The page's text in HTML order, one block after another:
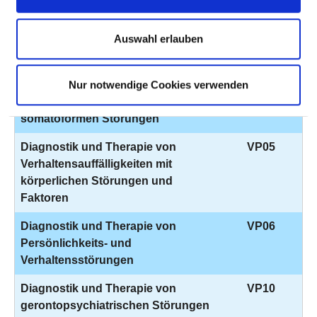
Auswahl erlauben
Nur notwendige Cookies verwenden
wahnhaften Störungen
Diagnostik und Therapie von
affektiven Störungen
Diagnostik und Therapie von
neurotischen, Belastungs- und
somatoformen Störungen
VP04
Diagnostik und Therapie von
Verhaltensauffälligkeiten mit
körperlichen Störungen und
Faktoren
VP05
Diagnostik und Therapie von
Persönlichkeits- und
Verhaltensstörungen
VP06
Diagnostik und Therapie von
gerontopsychiatrischen Störungen
VP10